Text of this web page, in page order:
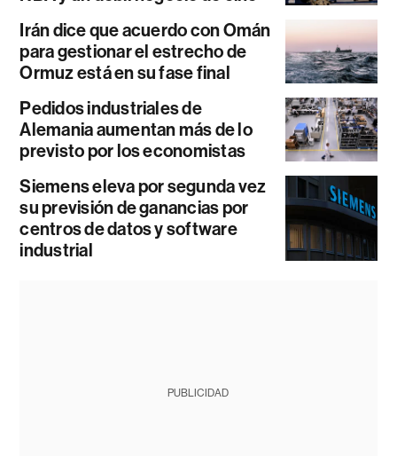
Irán dice que acuerdo con Omán
para gestionar el estrecho de
Ormuz está en su fase final
Pedidos industriales de
Alemania aumentan más de lo
previsto por los economistas
Siemens eleva por segunda vez
su previsión de ganancias por
centros de datos y software
industrial
PUBLICIDAD